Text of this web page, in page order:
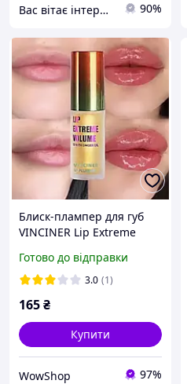
Вас вітає інтернет магазин "Sales Spirit" 90%
Блиск-плампер для губ
VINCINER Lip Extreme
Готово до відправки
3.0 (1)
165₴
Купити
WowShop 97%